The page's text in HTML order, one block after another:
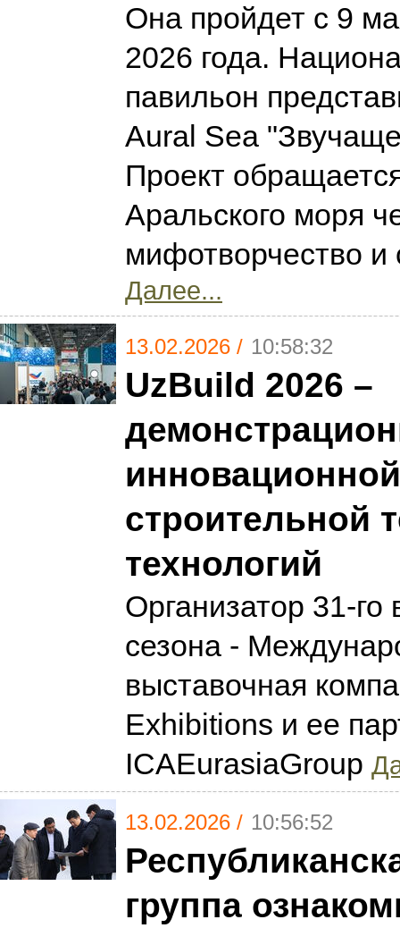
Она пройдет с 9
2026 года.
павильон
Aural Sea
Проект
Аральского моря
мифотворчество и
Далее...
13.02.2026 / 10:58:32
UzBuild 2026 –
инновационной
строительной
технологий
Организатор 31-го
сезона -
выставочная
Exhibitions и ее
ICAEurasiaGroup
13.02.2026 / 10:56:52
группа